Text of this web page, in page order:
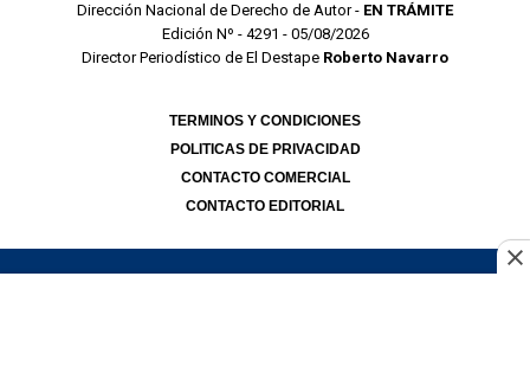
Dirección Nacional de Derecho de Autor - EN TRÁMITE
Edición Nº - 4291 - 05/08/2026
Director Periodístico de El Destape Roberto Navarro
TERMINOS Y CONDICIONES
POLITICAS DE PRIVACIDAD
CONTACTO COMERCIAL
CONTACTO EDITORIAL